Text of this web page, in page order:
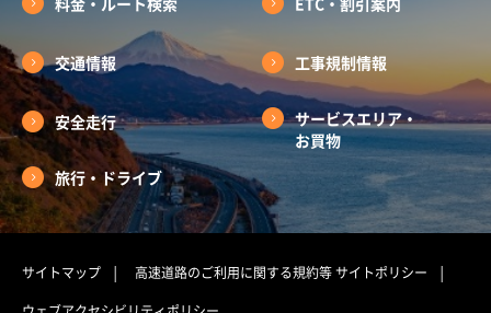
交通情報 工事規制情報
安全走行
サービスエリア・
お買物
旅行・ドライブ
サイトマップ 高速道路のご利用に関する規約等サイトポリシー